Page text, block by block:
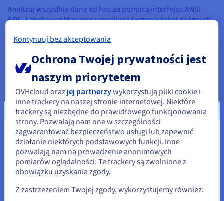
Analizuj wszystkie dane ad hoc za pomocą interfejsu ANSI
SQL. Lakehouse Manager umożliwia łączenie tabel z różnych
zapytania w locie. Operacje te wykonujesz za pomocą
danych i tabele w języku DDL, tak jak w przypadku każdej
innej usługi.
Jesteś gotowy?
Załóż konto i włącz usługi
Wydaje się, że znajdujesz się w
Stany Zjednoczone
Jeśli chcesz złożyć zamówienie w Stany Zjednoczone, wyszukaj
Kontynuuj bez akceptowania
Ochrona Twojej prywatności jest
naszym priorytetem
OVHcloud oraz jej partnerzywykorzystują pliki cookie i
inne trackery na naszej stronie internetowej. Niektóre
trackery są niezbędne do prawidłowego funkcjonowania
strony. Pozwalają nam one w szczególności
zagwarantować bezpieczeństwo usługi lub zapewnić
działanie niektórych podstawowych funkcji. Inne
pozwalają nam na prowadzenie anonimowych
pomiarów oglądalności. Te trackery są zwolnione z
obowiązku uzyskania zgody.
Z zastrzeżeniem Twojej zgody, wykorzystujemy również: